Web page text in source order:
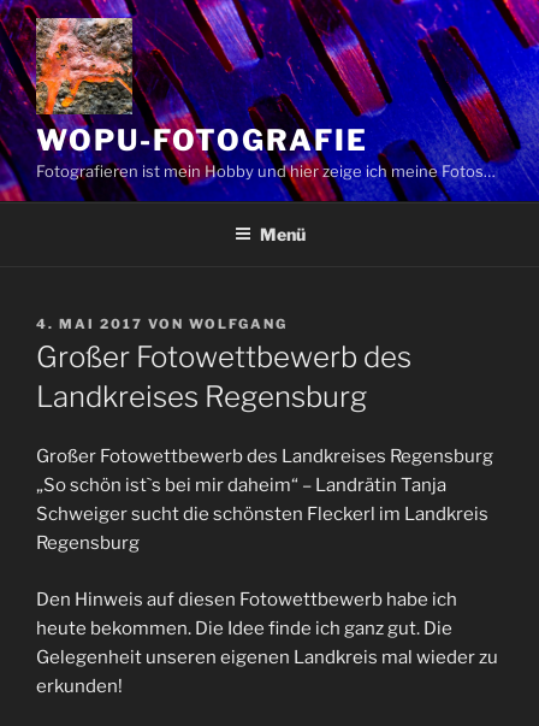
Zum
Inhalt
springen
WOPU-FOTOGRAFIE
Fotografieren ist mein Hobby und hier zeige ich meine Fotos…
Menü
VERÖFFENTLICHT
AM
4. MAI 2017 VON WOLFGANG
Großer Fotowettbewerb des
Landkreises Regensburg
Großer Fotowettbewerb des Landkreises Regensburg
„So schön ist`s bei mir daheim“ – Landrätin Tanja
Schweiger sucht die schönsten Fleckerl im Landkreis
Regensburg
Den Hinweis auf diesen Fotowettbewerb habe ich
heute bekommen. Die Idee finde ich ganz gut. Die
Gelegenheit unseren eigenen Landkreis mal wieder zu
erkunden!